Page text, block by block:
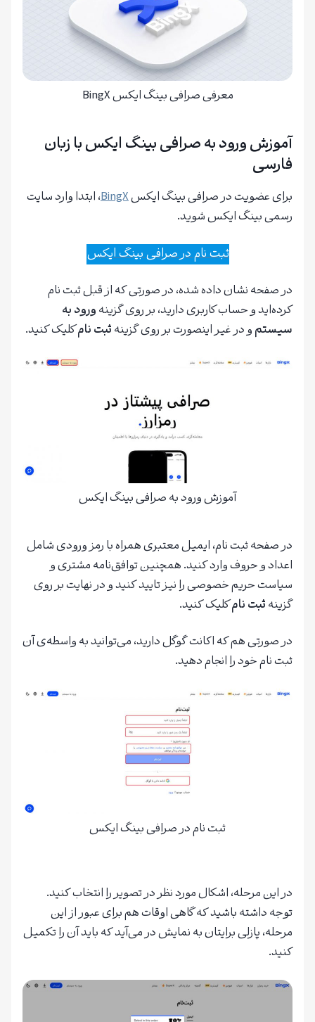
معرفی صرافی بینگ ایکس BingX
آموزش ورود به صرافی بینگ ایکس با زبان
فارسی
برای عضویت در صرافی بینگ ایکسBingX، ابتدا وارد سایت
رسمی بینگ ایکس شوید.
ثبت نام در صرافی بینگ ایکس
در صفحه‌ نشان داده شده، در صورتی که از قبل ثبت نام
کرده‌اید و حساب کاربری دارید، بر روی گزینهورود به
سیستمو در غیر اینصورت بر روی گزینهثبت نامکلیک کنید.
آموزش ورود به صرافی بینگ ایکس
در صفحه ثبت نام، ایمیل معتبری همراه با رمز ورودی شامل
اعداد و حروف وارد کنید. همچنین توافق‌نامه مشتری و
سیاست حریم خصوصی را نیز تایید کنید و در نهایت بر روی
گزینهثبت نامکلیک کنید.
در صورتی‌ هم که اکانت گوگل دارید، می‌توانید به واسطه‌ی آن
ثبت نام خود را انجام دهید.
ثبت نام در صرافی بینگ ایکس
در این مرحله، اشکال مورد نظر در تصویر را انتخاب کنید.
توجه داشته باشید که گاهی اوقات هم برای عبور از این
مرحله، پازلی برایتان به نمایش در می‌آید که باید آن را تکمیل
کنید.